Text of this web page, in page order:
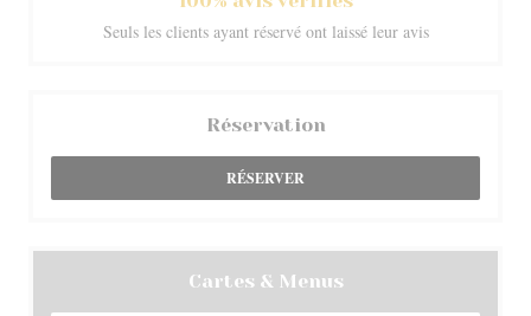
Seuls les clients ayant réservé ont laissé leur avis
Réservation
RÉSERVER
Cartes & Menus